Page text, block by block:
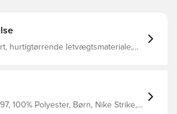
hurtigtørrende letvægtsmateriale,
100% Polyester, Børn, Nike Strike,